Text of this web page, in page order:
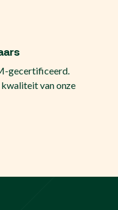
gecertificeerd.
van onze